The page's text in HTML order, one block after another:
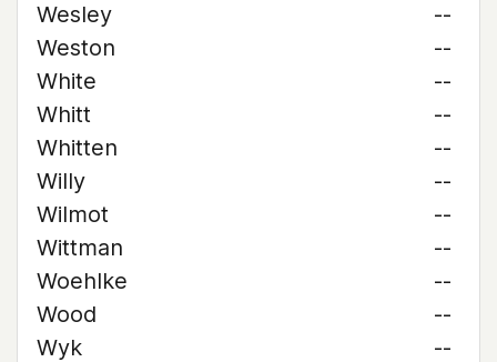
Wesley
--
Weston
--
White
--
Whitt
--
Whitten
--
Willy
--
Wilmot
--
Wittman
--
Woehlke
--
Wood
--
Wyk
--